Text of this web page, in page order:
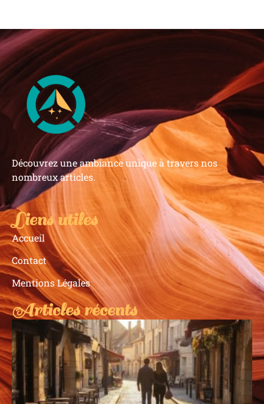
Découvrez une ambiance unique à travers nos
nombreux articles.
Liens utiles
Accueil
Contact
Mentions Légales
Articles récents